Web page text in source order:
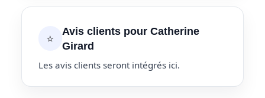
⭐
Avis clients pour Catherine
Girard
Les avis clients seront intégrés ici.